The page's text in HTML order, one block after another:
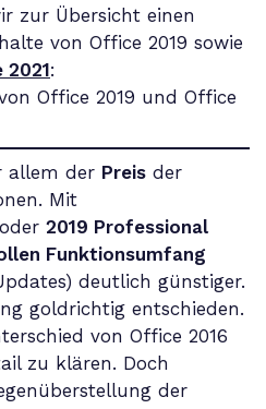
zur Übersicht einen
von Office 2019 sowie
2021:
allem der Preis der
Mit
oder 2019 Professional
Funktionsumfang
deutlich günstiger.
goldrichtig entschieden.
von Office 2016
zu klären. Doch
der